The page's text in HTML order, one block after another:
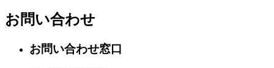
お問い合わせ
お問い合わせ窓口